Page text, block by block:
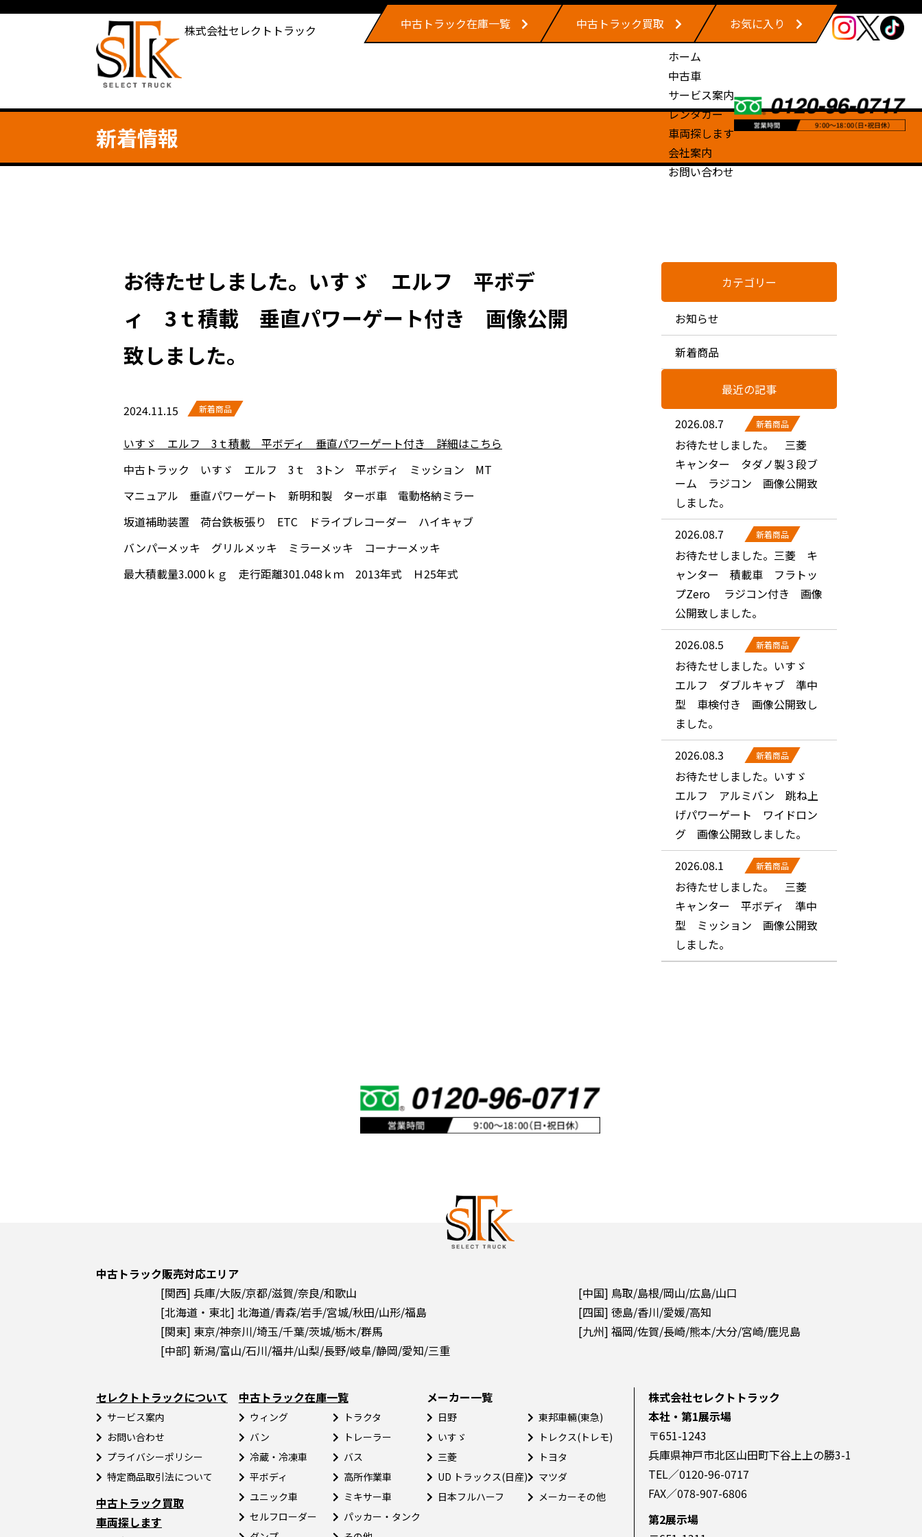
株式会社セレクトトラック 中古トラック在庫一覧 中古トラック買取
お気に入り
ホーム
中古車
サービス案内
レンタカー
車両探します
会社案内
お問い合わせ
新着情報
お待たせしました。いすゞ エルフ 平ボデ
ィ 3ｔ積載 垂直パワーゲート付き 画像公開
致しました。
2024.11.15 新着商品
いすゞ エルフ 3ｔ積載 平ボディ 垂直パワーゲート付き 詳細はこちら
中古トラック いすゞ エルフ 3ｔ 3トン 平ボディ ミッション MT
マニュアル 垂直パワーゲート 新明和製 ターボ車 電動格納ミラー
坂道補助装置 荷台鉄板張り ETC ドライブレコーダー ハイキャブ
バンパーメッキ グリルメッキ ミラーメッキ コーナーメッキ
最大積載量3.000ｋｇ 走行距離301.048ｋｍ 2013年式 Ｈ25年式
カテゴリー
お知らせ
新着商品
最近の記事
2026.08.7 新着商品
お待たせしました。 三菱
キャンター タダノ製３段ブ
ーム ラジコン 画像公開致
しました。
2026.08.7
新着商品
お待たせしました。三菱 キ
ャンター 積載車 フラトッ
プZero ラジコン付き 画像
公開致しました。
2026.08.5
新着商品
お待たせしました。いすゞ
エルフ ダブルキャブ 準中
型 車検付き 画像公開致し
ました。
2026.08.3
新着商品
お待たせしました。いすゞ
エルフ アルミバン 跳ね上
げパワーゲート ワイドロン
グ 画像公開致しました。
2026.08.1
新着商品
お待たせしました。 三菱
キャンター 平ボディ 準中
型 ミッション 画像公開致
しました。
中古トラック販売対応エリア
[関西] 兵庫/大阪/京都/滋賀/奈良/和歌山
[北海道・東北] 北海道/青森/岩手/宮城/秋田/山形/福島
[関東] 東京/神奈川/埼玉/千葉/茨城/栃木/群馬
[中部] 新潟/富山/石川/福井/山梨/長野/岐阜/静岡/愛知/三重
[中国] 鳥取/島根/岡山/広島/山口
[四国] 徳島/香川/愛媛/高知
[九州] 福岡/佐賀/長崎/熊本/大分/宮崎/鹿児島
セレクトトラックについて
サービス案内
お問い合わせ
プライバシーポリシー
特定商品取引法について
中古トラック買取
車両探します
中古トラック在庫一覧
ウィング
バン
冷蔵・冷凍車
平ボディ
ユニック車
セルフローダー
トラクタ
トレーラー
バス
高所作業車
ミキサー車
パッカー・タンク
メーカー一覧
日野
いすゞ
三菱
UD トラックス(日産)
日本フルハーフ
東邦車輛(東急)
トレクス(トレモ)
トヨタ
マツダ
メーカーその他
株式会社セレクトトラック
本社・第1展示場
〒651-1243
兵庫県神戸市北区山田町下谷上上の勝3-1
TEL／0120-96-0717
FAX／078-907-6806
第2展示場